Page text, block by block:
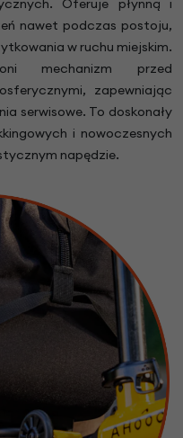
Oferuje płynną i
nawet podczas postoju,
w ruchu miejskim.
mechanizm przed
zapewniając
serwisowe. To doskonały
i nowoczesnych
napędzie.